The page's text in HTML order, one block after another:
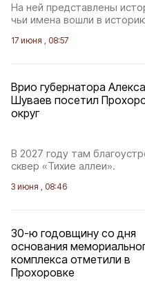
На ней представлены
чьи имена вошли в
17 июня , 08:57
Врио губернатора
Шуваев посетил
округ
В 2027 году там
сквер «Тихие аллеи».
3 июня , 08:46
30-ю годовщину со дня
основания
комплекса отметили в
Прохоровке